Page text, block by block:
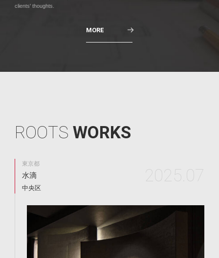
clients' thoughts.
MORE
ROOTSWORKS
東京都
水滴
中央区 2025.07